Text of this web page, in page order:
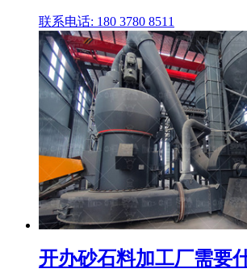
联系电话: 180 3780 8511
开办砂石料加工厂需要